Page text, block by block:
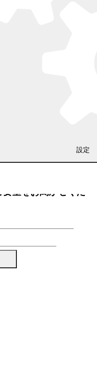
設定
、表現は分かりやす
くかった
望をお聞かせくだ